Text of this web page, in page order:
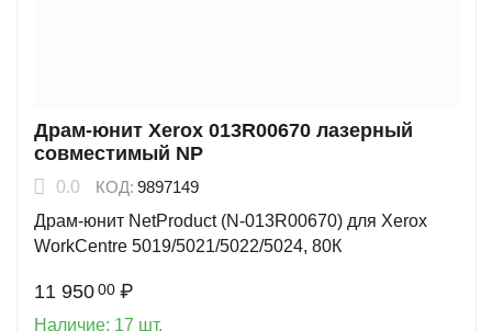
Драм-юнит Xerox 013R00670 лазерный
совместимый NP
0.0 КОД: 9897149
Драм-юнит NetProduct (N-013R00670) для Xerox
WorkCentre 5019/5021/5022/5024, 80К
11 950 00 ₽
Наличие: 17 шт.